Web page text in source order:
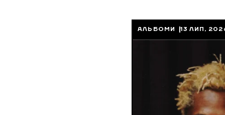
АЛЬБОМИ 13 ЛИП,